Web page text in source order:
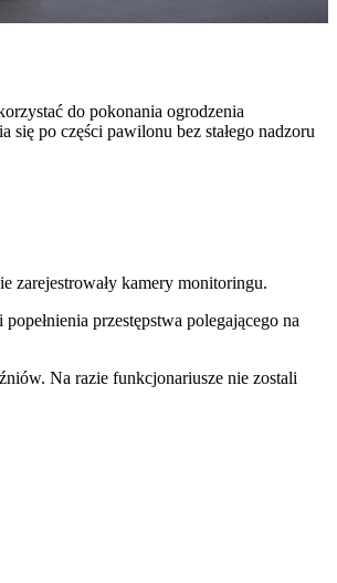
do pokonania ogrodzenia
po części pawilonu bez stałego nadzoru
zarejestrowały kamery monitoringu.
przestępstwa polegającego na
Na razie funkcjonariusze nie zostali